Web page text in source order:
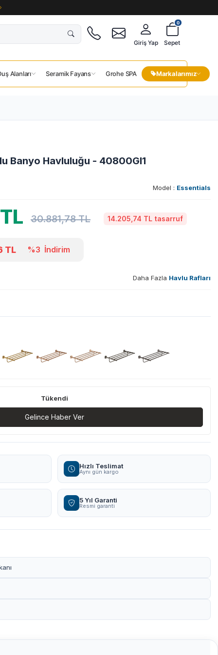
Giriş Yap
0
Sepet
Alanları Seramik Fayans Grohe SPA Markalarımız
Banyo Havluluğu - 40800Gl1
Model : Essentials
30.881,78TL 14.205,74 TL tasarruf
TL %3 İndirim
Daha Fazla Havlu Rafları
Tükendi
Gelince Haber Ver
Hızlı Teslimat
Aynı gün kargo
5 Yıl Garanti
Resmi garanti